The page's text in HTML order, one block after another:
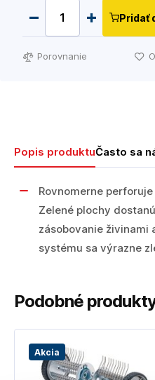
Pridať
Porovnanie
Popis produktuČasto sa
Rovnomerne
Zelené plochy
zásobovanie živinami
systému sa výrazne
Podobné
Akcia